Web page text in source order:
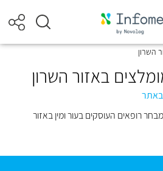
השרון
באזור השרון
רופאים העוסקים בעור ומין באזור